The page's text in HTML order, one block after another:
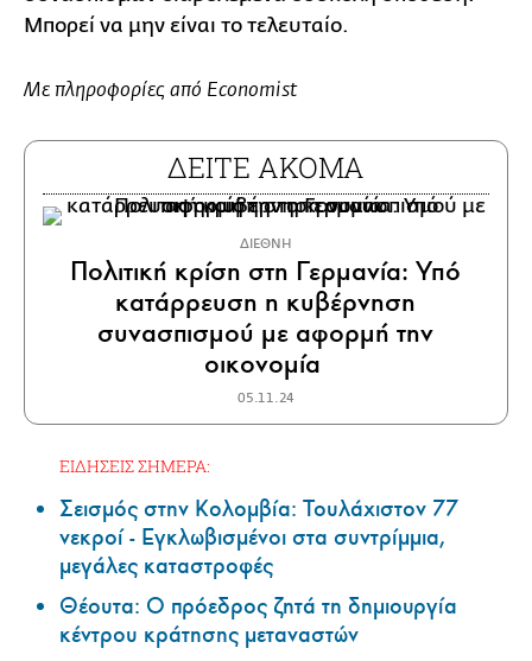
Μπορεί να μην είναι το τελευταίο.
Με πληροφορίες από Economist
ΔΕΙΤΕ ΑΚΟΜΑ
ΔΙΕΘΝΗ
Πολιτική κρίση στη Γερμανία: Υπό
κατάρρευση η κυβέρνηση
συνασπισμού με αφορμή την
οικονομία
05.11.24
ΕΙΔΗΣΕΙΣ ΣΗΜΕΡΑ:
Σεισμός στην Κολομβία: Τουλάχιστον 77
νεκροί - Εγκλωβισμένοι στα συντρίμμια,
μεγάλες καταστροφές
Θέουτα: Ο πρόεδρος ζητά τη δημιουργία
κέντρου κράτησης μεταναστών